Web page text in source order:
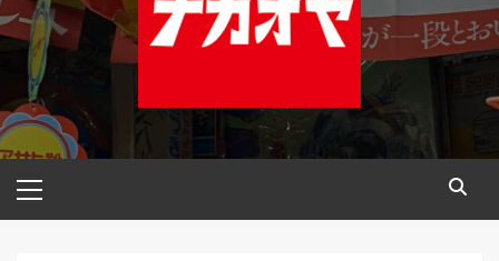
ス
キ
イ
ン